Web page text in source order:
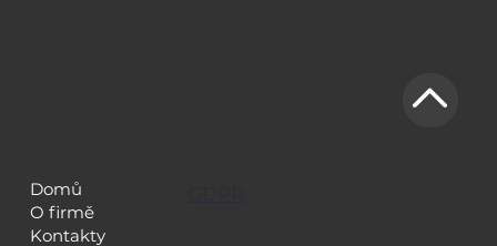
Domů
O firmě
Kontakty